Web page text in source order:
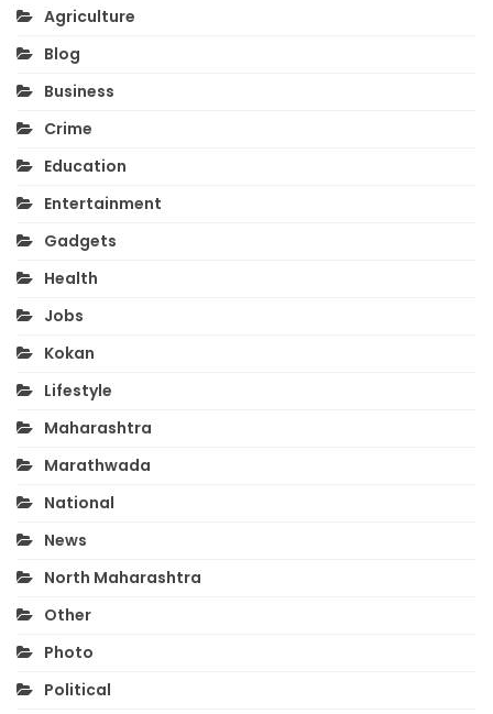
Agriculture
Blog
Business
Crime
Education
Entertainment
Gadgets
Health
Jobs
Kokan
Lifestyle
Maharashtra
Marathwada
National
News
North Maharashtra
Other
Photo
Political